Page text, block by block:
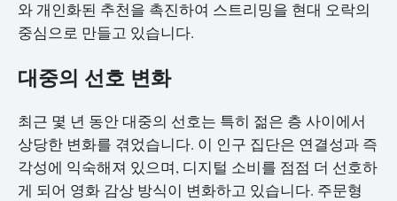
와 개인화된 추천을 촉진하여 스트리밍을 현대 오락의
중심으로 만들고 있습니다.
대중의 선호 변화
최근 몇 년 동안 대중의 선호는 특히 젊은 층 사이에서
상당한 변화를 겪었습니다. 이 인구 집단은 연결성과 즉
각성에 익숙해져 있으며, 디지털 소비를 점점 더 선호하
게 되어 영화 감상 방식이 변화하고 있습니다. 주문형